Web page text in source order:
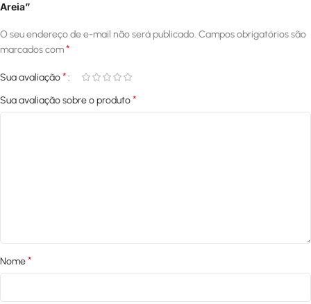
Areia”
O seu endereço de e-mail não será publicado. Campos obrigatórios são
marcados com*
Sua avaliação*
Sua avaliação sobre o produto*
Nome*